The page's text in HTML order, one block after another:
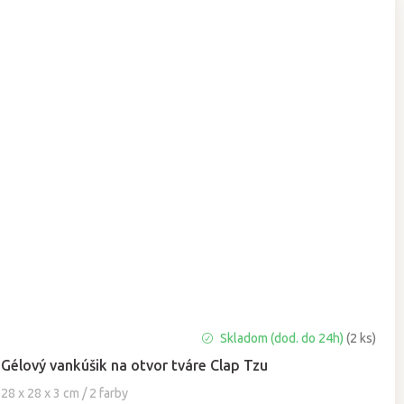
Gélový vankúšik na otvor tváre Clap Tzu
28 x 28 x 3 cm / 2 farby
hodnotenie
produktu
je
Skladom (dod. do 24h)(2 ks)